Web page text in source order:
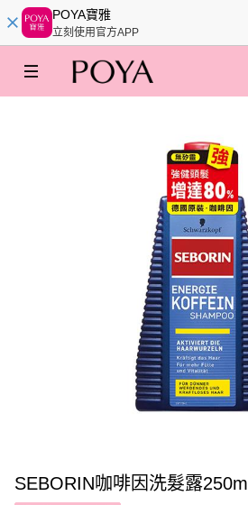
POYA寶雅
立刻使用官方APP
SEBORIN咖啡因洗髮露250ml